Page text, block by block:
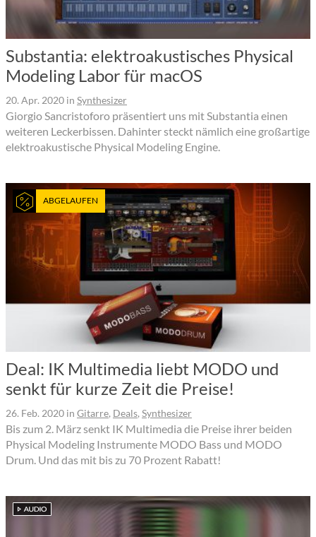
Substantia: elektroakustisches Physical
Modeling Labor für macOS
20. Apr. 2020 in Synthesizer
Giorgio Sancristoforo präsentiert uns mit Substantia einen
weiteren Leckerbissen. Dahinter steckt nämlich eine großartige
elektroakustische Physical Modeling Engine.
ABGELAUFEN
Deal: IK Multimedia liebt MODO und
senkt für kurze Zeit die Preise!
26. Feb. 2020 in Gitarre, Deals, Synthesizer
Bis zum 2. März senkt IK Multimedia die Preise ihrer beiden
Physical Modeling Instrumente MODO Bass und MODO
Drum. Und das mit bis zu 70 Prozent Rabatt!